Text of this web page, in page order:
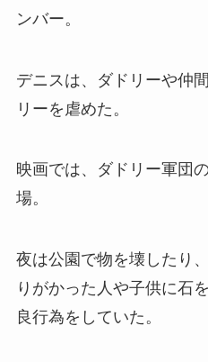
ンバー。
デニスは、ダドリーや仲
リーを虐めた。
映画では、ダドリー軍団
場。
夜は公園で物を壊したり
りがかった人や子供に石
良行為をしていた。